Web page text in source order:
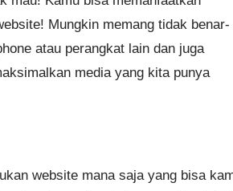
Mungkin memang tidak benar-
atau perangkat lain dan juga
media yang kita punya
website mana saja yang bisa